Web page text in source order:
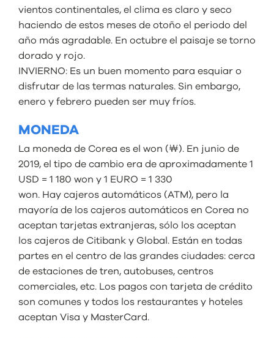
vientos continentales, el clima es claro y seco
haciendo de estos meses de otoño el periodo del
año más agradable. En octubre el paisaje se torno
dorado y rojo.
INVIERNO: Es un buen momento para esquiar o
disfrutar de las termas naturales. Sin embargo,
enero y febrero pueden ser muy fríos.
MONEDA
La moneda de Corea es el won (￦). En junio de
2019, el tipo de cambio era de aproximadamente 1
USD = 1 180 won y 1 EURO = 1 330
won. Hay cajeros automáticos (ATM), pero la
mayoría de los cajeros automáticos en Corea no
aceptan tarjetas extranjeras, sólo los aceptan
los cajeros de Citibank y Global. Están en todas
partes en el centro de las grandes ciudades: cerca
de estaciones de tren, autobuses, centros
comerciales, etc. Los pagos con tarjeta de crédito
son comunes y todos los restaurantes y hoteles
aceptan Visa y MasterCard.